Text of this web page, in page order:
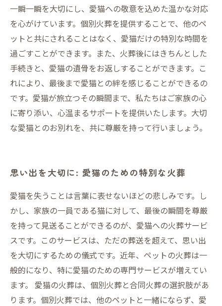
一瞬一瞬を大切にし、愛猫への敬意を込めた温かな対応
を心がけています。個別火葬を提供することで、他のペ
ットと共にされることはなく、愛猫だけの特別な時間を
過ごすことができます。また、火葬後にはきちんとした
手続きと、愛猫の遺骨をお返しすることができます。こ
れにより、最後まで愛猫との絆を感じることができるの
です。愛猫が旅立つその瞬間まで、私たちはご家族の心
に寄り添い、心温まるサポートを提供いたします。大切
な愛猫とのお別れを、共に尊厳を持って行いましょう。
思い出を大切に: 愛猫のための特別な火葬
愛猫を失うことは言葉に表せないほどの悲しみです。し
かし、家族の一員である猫に対して、最後の瞬間を尊厳
を持って見送ることができるのが、愛猫への火葬サービ
スです。このサービスは、ただの葬送を超えて、思い出
を大切にするための儀式です。近年、ペットの火葬は一
般的になり、特に愛猫のための専門サービスが増えてい
ます。 愛猫の火葬は、個別火葬と合同火葬の選択肢があ
ります。個別火葬では、他のペットと一緒にならず、愛